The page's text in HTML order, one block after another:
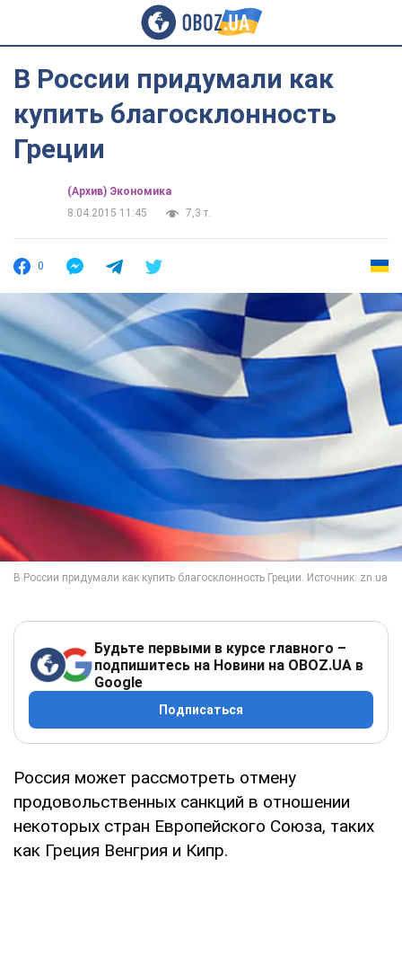
В России придумали как
купить благосклонность
Греции
(Архив) Экономика
8.04.2015 11:45
7,3 т.
0
Будьте первыми в курсе главного –
подпишитесь на Новини на OBOZ.UA в
Google
Подписаться
Россия может рассмотреть отмену
продовольственных санкций в отношении
некоторых стран Европейского Союза, таких
как Греция Венгрия и Кипр.